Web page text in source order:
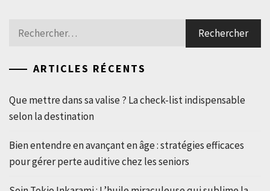
Rechercher :
ARTICLES RÉCENTS
Que mettre dans sa valise ? La check-list indispensable
selon la destination
Bien entendre en avançant en âge : stratégies efficaces
pour gérer perte auditive chez les seniors